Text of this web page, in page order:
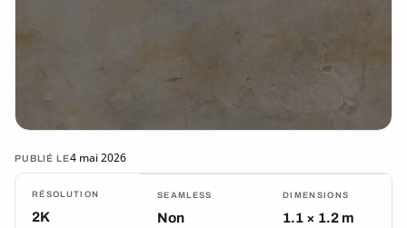
PUBLIÉ LE4 mai 2026
RÉSOLUTION
2K
SEAMLESS
Non
DIMENSIONS
1.1 × 1.2 m